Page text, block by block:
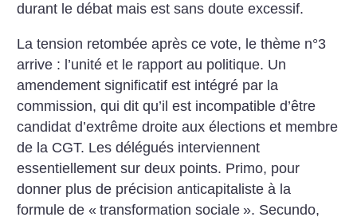
durant le débat mais est sans doute excessif.
La tension retombée après ce vote, le thème n°3
arrive : l’unité et le rapport au politique. Un
amendement significatif est intégré par la
commission, qui dit qu’il est incompatible d’être
candidat d’extrême droite aux élections et membre
de la CGT. Les délégués interviennent
essentiellement sur deux points. Primo, pour
donner plus de précision anticapitaliste à la
formule de « transformation sociale ». Secundo,